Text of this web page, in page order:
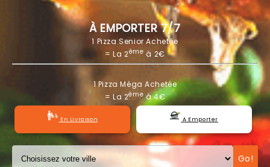
VOTRE COMPTE
NOTRE RESTAURANT
VOS AVIS
MENTIONS LÉGALES
À EMPORTER 7/7
1 Pizza Senior Achetée
= La 2ème à 2€
1 Pizza Méga Achetée
= La 2èmeà 4€
En Livraison A Emporter
Go!